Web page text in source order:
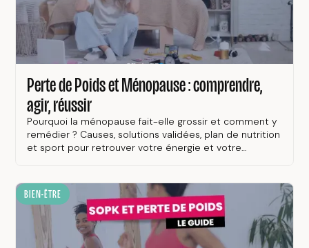
Perte de Poids et Ménopause : comprendre,
agir, réussir
Pourquoi la ménopause fait-elle grossir et comment y
remédier ? Causes, solutions validées, plan de nutrition
et sport pour retrouver votre énergie et votre
BIEN-ÊTRE